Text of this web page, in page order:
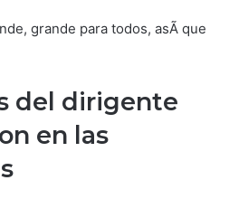
grande para todos, asÃ­ que
del dirigente
en las
s